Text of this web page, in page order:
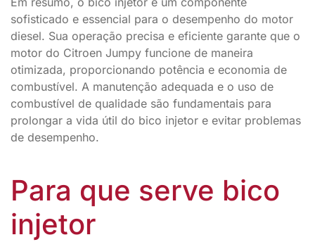
sofisticado e essencial para o desempenho do motor
diesel. Sua operação precisa e eficiente garante que o
motor do Citroen Jumpy funcione de maneira
otimizada, proporcionando potência e economia de
combustível. A manutenção adequada e o uso de
combustível de qualidade são fundamentais para
prolongar a vida útil do bico injetor e evitar problemas
de desempenho.
Para que serve bico
injetor